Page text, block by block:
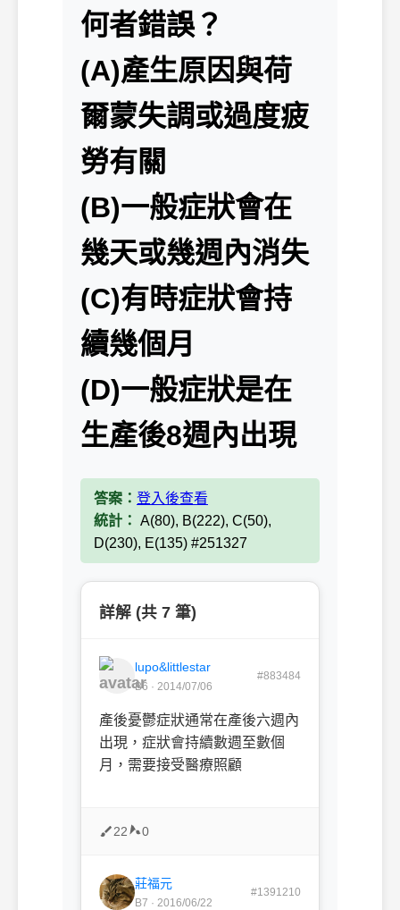
何者錯誤？
(A)產生原因與荷
爾蒙失調或過度疲
勞有關
(B)一般症狀會在
幾天或幾週內消失
(C)有時症狀會持
續幾個月
(D)一般症狀是在
生產後8週內出現
答案： 登入後查看
統計： A(80), B(222), C(50),
D(230), E(135) #251327
詳解 (共 7 筆)
lupo&littlestar
B6 · 2014/07/06
#883484
產後憂鬱症狀通常在產後六週內
出現，症狀會持續數週至數個
月，需要接受醫療照顧
22 0
莊福元
B7 · 2016/06/22
#1391210